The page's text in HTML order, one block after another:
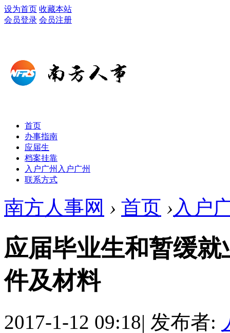
设为首页 收藏本站
会员登录 会员注册
首页
办事指南
应届生
档案挂靠
入户广州 入户广州
联系方式
南方人事网 › 首页 ›入户
应届毕业生和暂缓
件及材料
2017-1-12 09:18| 发布者: